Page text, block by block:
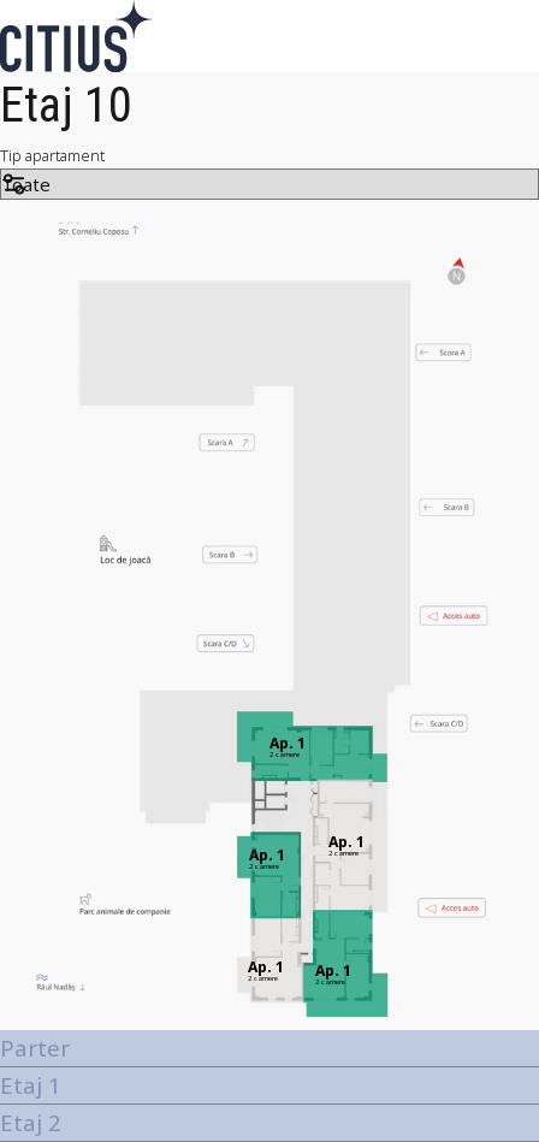
Parter
Etaj 1
Etaj 2
Etaj 10
Tip apartament
Ap. 1
2 camere
Ap. 1
2 camere
Ap. 1
2 camere
Ap. 1
2 camere
Ap. 1
2 camere